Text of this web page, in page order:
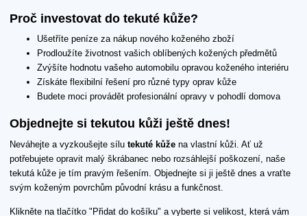
Proč investovat do tekuté kůže?
Ušetříte peníze za nákup nového koženého zboží
Prodloužíte životnost vašich oblíbených kožených předmětů
Zvýšíte hodnotu vašeho automobilu opravou koženého interiéru
Získáte flexibilní řešení pro různé typy oprav kůže
Budete moci provádět profesionální opravy v pohodlí domova
Objednejte si tekutou kůži ještě dnes!
Neváhejte a vyzkoušejte sílu tekuté kůže na vlastní kůži. Ať už
potřebujete opravit malý škrábanec nebo rozsáhlejší poškození, naše
tekutá kůže je tím pravým řešením. Objednejte si ji ještě dnes a vraťte
svým koženým povrchům původní krásu a funkčnost.
Klikněte na tlačítko "Přidat do košíku" a vyberte si velikost, která vám